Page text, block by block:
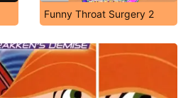
Funny Throat Surgery 2